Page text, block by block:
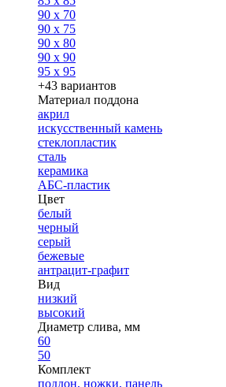
90 x 70
90 x 75
90 x 80
90 x 90
95 x 95
+43 вариантов
Материал поддона
акрил
искусственный камень
стеклопластик
сталь
керамика
АБС-пластик
Цвет
белый
черный
серый
бежевые
антрацит-графит
Вид
низкий
высокий
Диаметр слива, мм
60
50
Комплект
поддон, ножки, панель